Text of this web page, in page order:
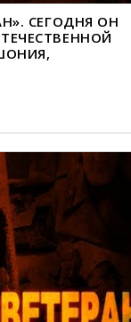
СЕГОДНЯ ОН